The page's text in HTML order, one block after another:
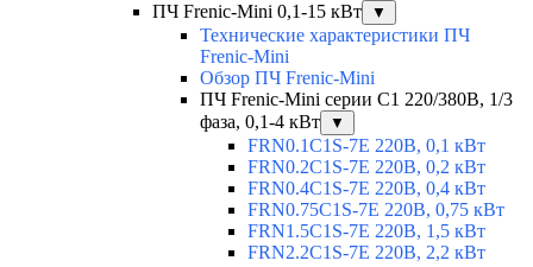
ПЧ Frenic-Mini 0,1-15 кВт ▼
Технические характеристики ПЧ
Frenic-Mini
Обзор ПЧ Frenic-Mini
ПЧ Frenic-Mini серии C1 220/380В, 1/3
фаза, 0,1-4 кВт
▼
FRN0.1C1S-7E 220В, 0,1 кВт
FRN0.2C1S-7E 220В, 0,2 кВт
FRN0.4C1S-7E 220В, 0,4 кВт
FRN0.75C1S-7E 220В, 0,75 кВт
FRN1.5C1S-7E 220В, 1,5 кВт
FRN2.2C1S-7E 220В, 2,2 кВт